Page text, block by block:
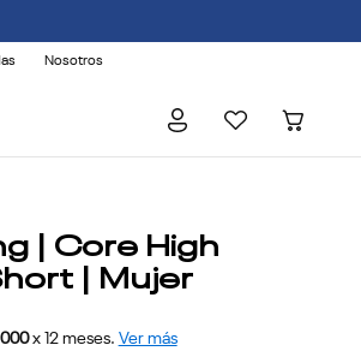
Nosotros
| Core High
| Mujer
x 12meses. Ver más